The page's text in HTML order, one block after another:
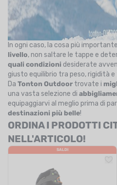
In ogni caso, la cosa più
livello, non saltare le tappe e
quali condizioni desiderate
giusto equilibrio tra peso, rigidità
Da Tonton Outdoor trovate i
una vasta selezione di
equipaggiarvi al meglio prima di
destinazioni più belle!
ORDINA I PRODOTTI
NELL'ARTICOLO!
SALDI